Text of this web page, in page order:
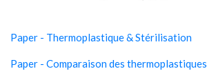
Paper - Thermoplastique & Stérilisation
Paper - Comparaison des thermoplastiques